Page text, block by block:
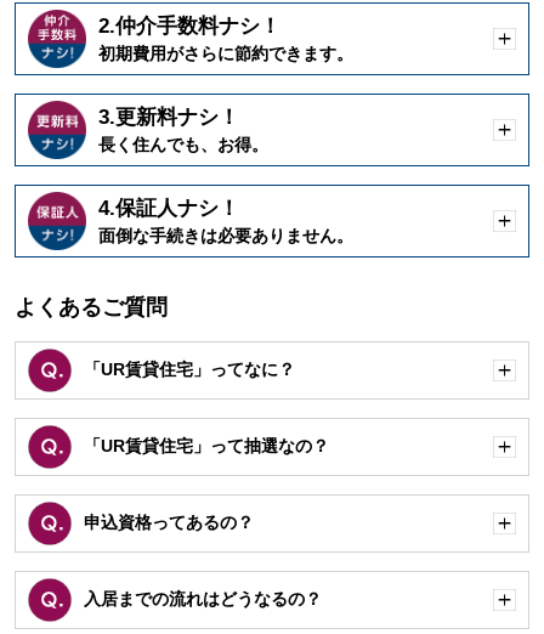
2.仲介手数料ナシ！
初期費用がさらに節約できます。
く
3.更新料ナシ！
長く住んでも、お得。
く
4.保証人ナシ！
面倒な手続きは必要ありません。
く
よくあるご質問
「UR賃貸住宅」ってなに？
く
「UR賃貸住宅」って抽選なの？
く
申込資格ってあるの？
く
入居までの流れはどうなるの？